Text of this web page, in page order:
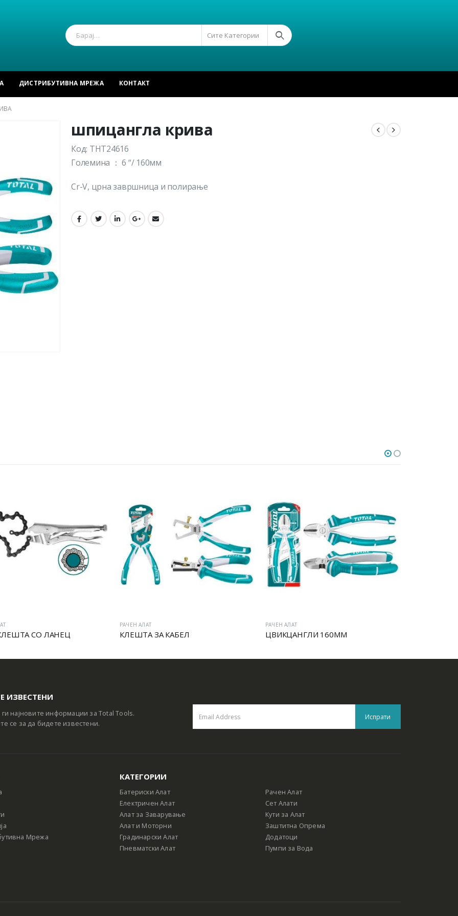
Сите Категории
ДИСТРИБУТИВНА МРЕЖА КОНТАКТ
шпицангла крива
Код: THT24616
Големина ： 6 “/ 160мм
Cr-V, црна завршница и полирање
КЛЕШТА ЗА КАБЕЛ ЦВИКЦАНГЛИ 160MM
ИЗВЕСТЕНИ
ги најновите информации за Total Tools.
се за да бидете известени.
Мрежа
КАТЕГОРИИ
Батериски Алат
Електричен Алат
Алат за Заварување
Алат и Моторни
Градинарски Алат
Пневматски Алат
Рачен Алат
Сет Алати
Кути за Алат
Заштитна Опрема
Додатоци
Пумпи за Вода